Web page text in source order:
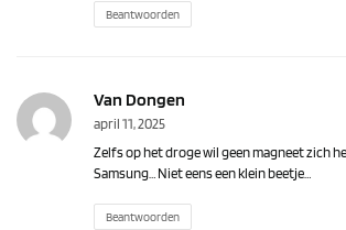
Beantwoorden
Van Dongen
april 11, 2025
Zelfs op het droge wil geen magneet zich
Samsung… Niet eens een klein beetje…
Beantwoorden